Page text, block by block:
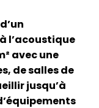
l’acoustique
avec une
de salles de
jusqu’à